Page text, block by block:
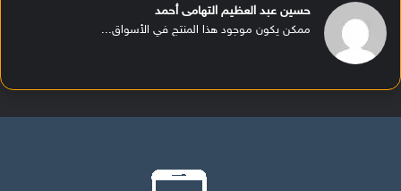
حسين عبد العظيم التهامى أحمد
ممكن يكون موجود هذا المنتج في الأسواق...